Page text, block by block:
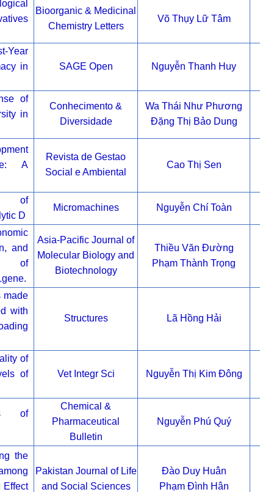
Bioorganic & Medicinal
Chemistry Letters
Võ Thụy Lữ Tâm
Year
in
SAGE Open Nguyễn Thanh Huy
of
in
Conhecimento &
Diversidade
Wa Thái Như Phương
Đặng Thị Bảo Dung
A
Revista de Gestao
Social e Ambiental
Cao Thị Sen
of
D
Micromachines Nguyễn Chí Toàn
and
of
Asia-Pacific Journal of
Molecular Biology and
Biotechnology
Thiều Văn Đường
Phạm Thành Trọng
made
with
Structures Lã Hồng Hải
of
of
Vet Integr Sci Nguyễn Thị Kim Đông
of
Chemical &
Pharmaceutical
Bulletin
Nguyễn Phú Quý
the
Effect
Pakistan Journal of Life
and Social Sciences
Đào Duy Huân
Phạm Đình Hân